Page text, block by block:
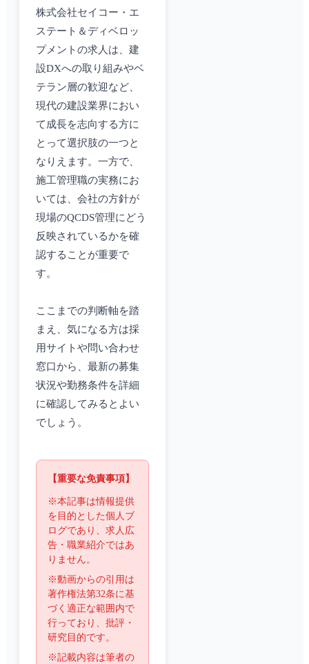
株式会社セイコー・エ
ステート＆ディベロッ
プメントの求人は、建
設DXへの取り組みやベ
テラン層の歓迎など、
現代の建設業界におい
て成長を志向する方に
とって選択肢の一つと
なりえます。一方で、
施工管理職の実務にお
いては、会社の方針が
現場のQCDS管理にどう
反映されているかを確
認することが重要で
す。
ここまでの判断軸を踏
まえ、気になる方は採
用サイトや問い合わせ
窓口から、最新の募集
状況や勤務条件を詳細
に確認してみるとよい
でしょう。
【重要な免責事項】
※本記事は情報提供
を目的とした個人ブ
ログであり、求人広
告・職業紹介ではあ
りません。
※動画からの引用は
著作権法第32条に基
づく適正な範囲内で
行っており、批評・
研究目的です。
※記載内容は筆者の